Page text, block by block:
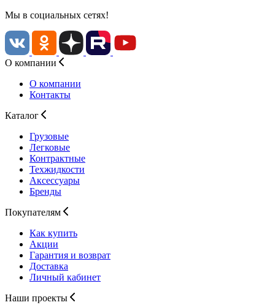
Мы в социальных сетях!
О компании
О компании
Контакты
Каталог
Грузовые
Легковые
Контрактные
Техжидкости
Аксессуары
Бренды
Покупателям
Как купить
Акции
Гарантия и возврат
Доставка
Личный кабинет
Наши проекты